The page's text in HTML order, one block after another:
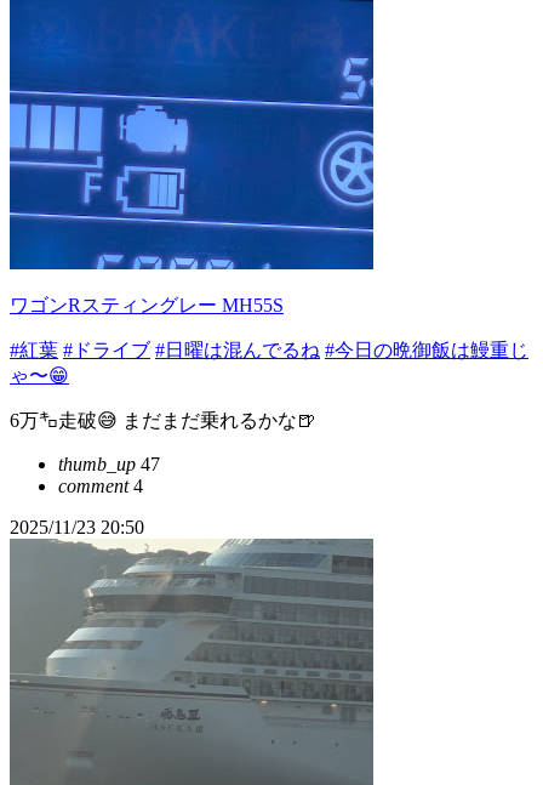
ワゴンRスティングレー MH55S
#紅葉 #ドライブ #日曜は混んでるね #今日の晩御飯は鰻重じ
ゃ〜😁
6万㌔走破😅 まだまだ乗れるかな🍺
thumb_up 47
comment4
2025/11/23 20:50